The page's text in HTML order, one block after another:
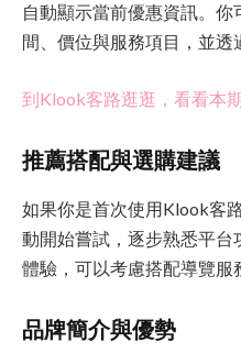
自動顯示當前優惠資訊。
間、價位與服務項目，並透
到Klook客路逛逛，看看本
推薦搭配與選購建議
如果你是首次使用Klook客
動開始嘗試，逐步熟悉平
體驗，可以考慮搭配導覽服
品牌簡介與優勢